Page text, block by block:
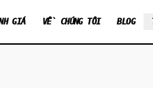
GIÁ VỀ CHÚNG TÔI BLOG